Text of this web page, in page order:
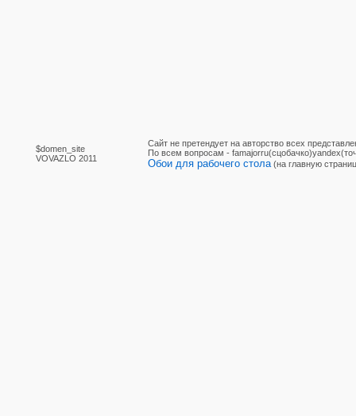
$domen_site
VOVAZLO 2011
Сайт не претендует на авторство всех
По вcем вопросам -
Обои для рабочего стола (на главную